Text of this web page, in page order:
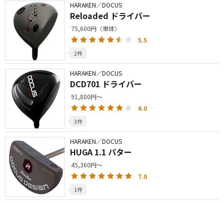
HARAKEN／DOCUS
Reloaded ドライバー
75,600円（単体）
5.5
2件
HARAKEN／DOCUS
DCD701 ドライバー
91,800円～
6.0
3件
HARAKEN／DOCUS
HUGA 1.1 パター
45,360円～
7.0
1件